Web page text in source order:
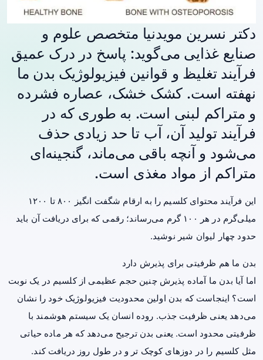
دکتر نسرین مویدنیا متخصص علوم و
صنایع غذایی می‌گوید: پاسخ در درک عمیق
فرآیند تغلیظ و قوانین فیزیولوژیک بدن ما
نهفته است. کشک خشک، عصاره فشرده
و متراکم لبنی است. به طوری که در
فرآیند تولید آن، آب تا حد زیادی حذف
می‌شود و آنچه باقی می‌ماند، گنجینه‌ای
متراکم از مواد مغذی است.
این فرآیند محتوای کلسیم را به ارقام شگفت‌ انگیز ۸۰۰ تا ۱۲۰۰
میلی‌گرم در هر ۱۰۰ گرم می‌رساند؛ رقمی که برای دریافت آن باید
حدود چهار لیوان شیر نوشید.
بدن ما هم ظرفیتی برای پذیرش دارد
اما آیا بدن ما آماده پذیرش چنین حجم عظیمی از کلسیم در یک نوبت
است؟ اینجاست که بدن اولین محدودیت فیزیولوژیک خود را نشان
می‌دهد یعنی ظرفیت جذب. روده انسان یک سیستم هوشمند با
ظرفیتی محدود است. یعنی بدن ترجیح می‌دهد که هر ماده حیاتی
مثل کلسیم را در دوزهای کوچک تر و در طول روز دریافت کند.